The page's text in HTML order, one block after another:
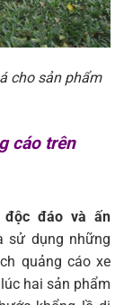
cho sản phẩm
cáo trên
độc đáo và ấn
sử dụng những
quảng cáo xe
hai sản phẩm